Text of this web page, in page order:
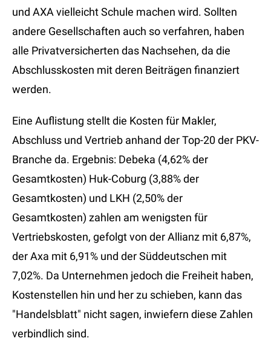
und AXA vielleicht Schule machen wird. Sollten
andere Gesellschaften auch so verfahren, haben
alle Privatversicherten das Nachsehen, da die
Abschlusskosten mit deren Beiträgen finanziert
werden.
Eine Auflistung stellt die Kosten für Makler,
Abschluss und Vertrieb anhand der Top-20 der PKV-
Branche da. Ergebnis: Debeka (4,62% der
Gesamtkosten) Huk-Coburg (3,88% der
Gesamtkosten) und LKH (2,50% der
Gesamtkosten) zahlen am wenigsten für
Vertriebskosten, gefolgt von der Allianz mit 6,87%,
der Axa mit 6,91% und der Süddeutschen mit
7,02%. Da Unternehmen jedoch die Freiheit haben,
Kostenstellen hin und her zu schieben, kann das
"Handelsblatt" nicht sagen, inwiefern diese Zahlen
verbindlich sind.